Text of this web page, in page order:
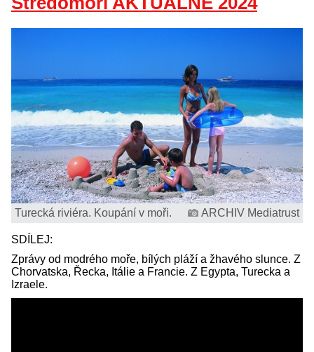
Turecká riviéra. Koupání v moři. ARCHIV Mediatrust
SDÍLEJ:
Zprávy od modrého moře, bílých pláží a žhavého slunce. Z
Chorvatska, Řecka, Itálie a Francie. Z Egypta, Turecka a
Izraele.